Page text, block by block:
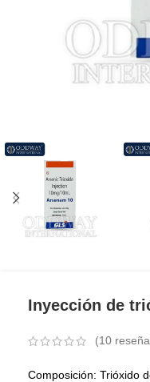
Inyección de
(10
Composición: Trióxido